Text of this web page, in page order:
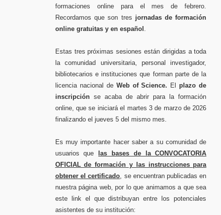
formaciones online para el mes de febrero.
Recordamos que son tres jornadas de formación
online gratuitas y en español .
Estas tres próximas sesiones están dirigidas a toda
la comunidad universitaria, personal investigador,
bibliotecarios e instituciones que forman parte de la
licencia nacional de Web of Science. Elplazo de
inscripción se acaba de abrir para la formación
online, que se iniciará el martes 3 de marzo de 2026
finalizando el jueves 5 del mismo mes.
Es muy importante hacer saber a su comunidad de
usuarios que
las bases de la CONVOCATORIA
OFICIAL de formación y las instrucciones para
obtener el certificado, se encuentran publicadas en
nuestra página web, por lo que animamos a que sea
este link el que distribuyan entre los potenciales
asistentes de su institución: